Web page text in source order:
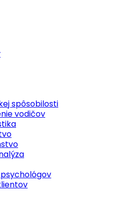
spôsobilosti
vodičov